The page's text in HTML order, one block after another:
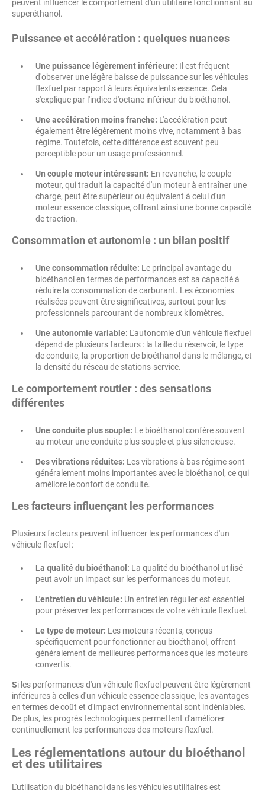
peuvent influencer le comportement d'un utilitaire fonctionnant au
superéthanol.
Puissance et accélération : quelques nuances
Une puissance légèrement inférieure: Il est fréquent
d'observer une légère baisse de puissance sur les véhicules
flexfuel par rapport à leurs équivalents essence. Cela
s'explique par l'indice d'octane inférieur du bioéthanol.
Une accélération moins franche: L'accélération peut
également être légèrement moins vive, notamment à bas
régime. Toutefois, cette différence est souvent peu
perceptible pour un usage professionnel.
Un couple moteur intéressant: En revanche, le couple
moteur, qui traduit la capacité d'un moteur à entraîner une
charge, peut être supérieur ou équivalent à celui d'un
moteur essence classique, offrant ainsi une bonne capacité
de traction.
Consommation et autonomie : un bilan positif
Une consommation réduite: Le principal avantage du
bioéthanol en termes de performances est sa capacité à
réduire la consommation de carburant. Les économies
réalisées peuvent être significatives, surtout pour les
professionnels parcourant de nombreux kilomètres.
Une autonomie variable: L'autonomie d'un véhicule flexfuel
dépend de plusieurs facteurs : la taille du réservoir, le type
de conduite, la proportion de bioéthanol dans le mélange, et
la densité du réseau de stations-service.
Le comportement routier : des sensations
différentes
Une conduite plus souple: Le bioéthanol confère souvent
au moteur une conduite plus souple et plus silencieuse.
Des vibrations réduites: Les vibrations à bas régime sont
généralement moins importantes avec le bioéthanol, ce qui
améliore le confort de conduite.
Les facteurs influençant les performances
Plusieurs facteurs peuvent influencer les performances d'un
véhicule flexfuel :
La qualité du bioéthanol: La qualité du bioéthanol utilisé
peut avoir un impact sur les performances du moteur.
L'entretien du véhicule: Un entretien régulier est essentiel
pour préserver les performances de votre véhicule flexfuel.
Le type de moteur: Les moteurs récents, conçus
spécifiquement pour fonctionner au bioéthanol, offrent
généralement de meilleures performances que les moteurs
convertis.
Si les performances d'un véhicule flexfuel peuvent être légèrement
inférieures à celles d'un véhicule essence classique, les avantages
en termes de coût et d'impact environnemental sont indéniables.
De plus, les progrès technologiques permettent d'améliorer
continuellement les performances des moteurs flexfuel.
Les réglementations autour du bioéthanol
et des utilitaires
L'utilisation du bioéthanol dans les véhicules utilitaires est